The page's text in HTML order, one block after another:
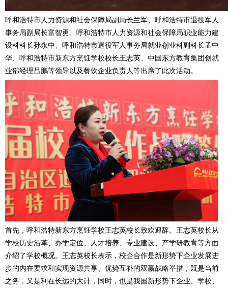
呼和浩特市人力资源和社会保障局副局长兰军、呼和浩特市退役军人
事务局副局长富智勇、呼和浩特市人力资源和社会保障局职业能力建
设科科长孙永中、呼和浩特市退役军人事务局就业创业科副科长孟中
华、呼和浩特市新东方烹饪学校校长王志英、中国东方教育集团创就
业部经理吕鹏等领导以及餐饮企业负责人等出席了此次活动。
首先，呼和浩特新东方烹饪学校王志英校长致欢迎辞。王志英校长从
学校历史沿革、办学定位、人才培养、专业建设、产学研教育等方面
介绍了学校概况。王志英校长表示，校企合作是新形势下企业发展进
步的内在要求和实现资源共享、优势互补的双赢战略举措，既是当前
之务，又是利在长远的大计，同时，也是我国新形势下企业、学校、